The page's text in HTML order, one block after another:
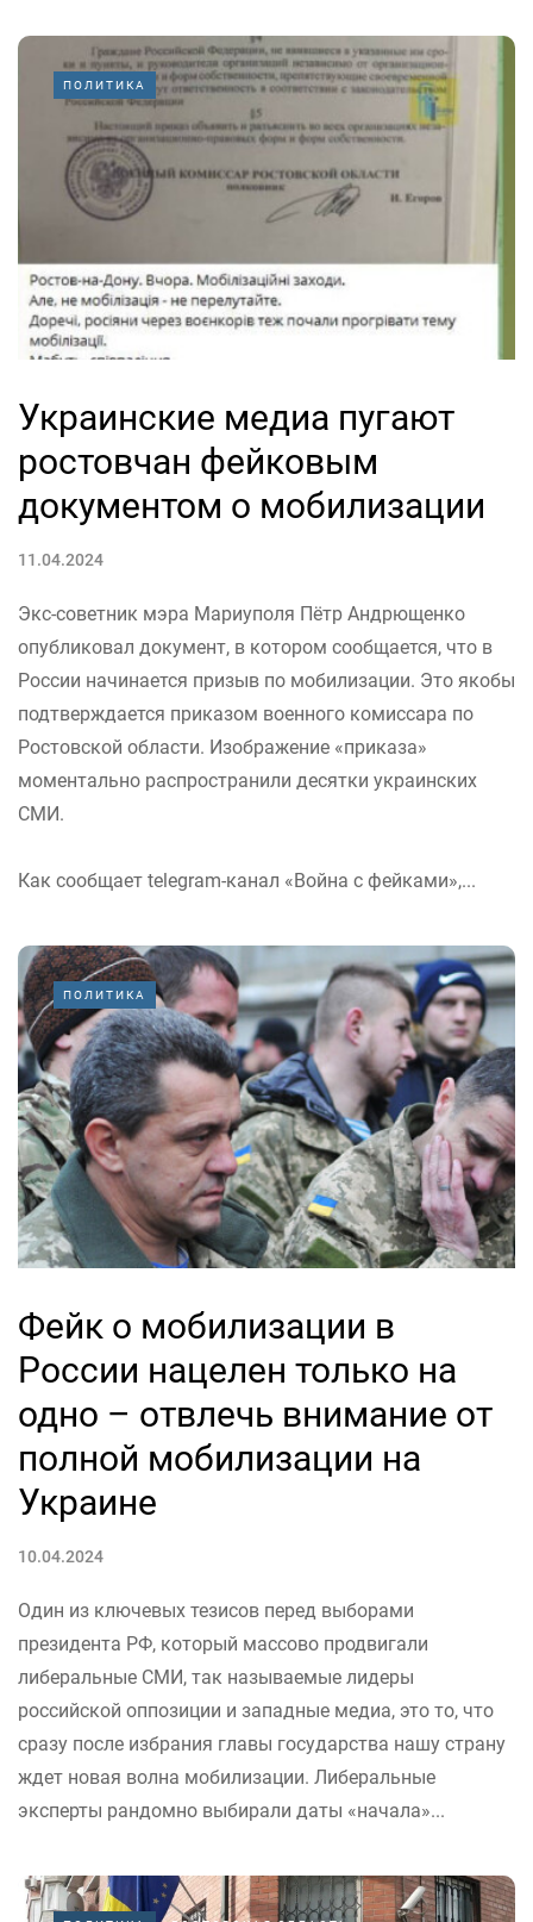
ПОЛИТИКА
Украинские медиа пугают
ростовчан фейковым
документом о мобилизации
11.04.2024
Экс-советник мэра Мариуполя Пётр Андрющенко
опубликовал документ, в котором сообщается, что в
России начинается призыв по мобилизации. Это якобы
подтверждается приказом военного комиссара по
Ростовской области. Изображение «приказа»
моментально распространили десятки украинских
СМИ.
Как сообщает telegram-канал «Война с фейками»,...
ПОЛИТИКА
Фейк о мобилизации в
России нацелен только на
одно – отвлечь внимание от
полной мобилизации на
Украине
10.04.2024
Один из ключевых тезисов перед выборами
президента РФ, который массово продвигали
либеральные СМИ, так называемые лидеры
российской оппозиции и западные медиа, это то, что
сразу после избрания главы государства нашу страну
ждет новая волна мобилизации. Либеральные
эксперты рандомно выбирали даты «начала»...